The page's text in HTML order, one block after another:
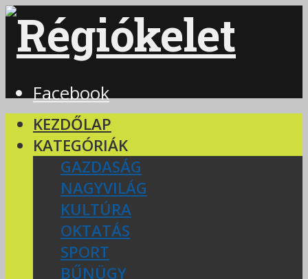
Facebook
KEZDŐLAP
KATEGÓRIÁK
GAZDASÁG
NAGYVILÁG
KULTÚRA
OKTATÁS
SPORT
BŰNÜGY